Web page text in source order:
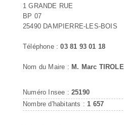
1 GRANDE RUE
BP 07
25490 DAMPIERRE-LES-BOIS
Téléphone :03 81 93 01 18
Nom du Maire : M. Marc TIROLE
Numéro Insee : 25190
Nombre d'habitants : 1 657